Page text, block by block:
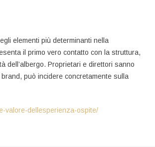
elementi più determinanti nella
il primo vero contatto con la struttura,
dell’albergo. Proprietari e direttori sanno
può incidere concretamente sulla
valore-dellesperienza-ospite/